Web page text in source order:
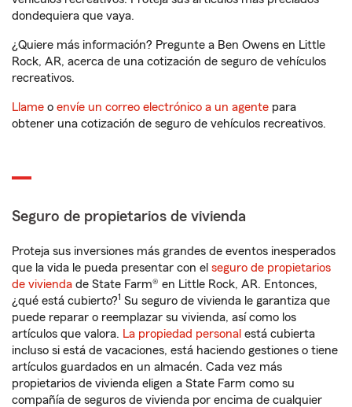
dondequiera que vaya.
¿Quiere más información? Pregunte a Ben Owens en Little
Rock, AR, acerca de una cotización de seguro de vehículos
recreativos.
Llame o envíe un correo electrónico a un agente para
obtener una cotización de seguro de vehículos recreativos.
Seguro de propietarios de vivienda
Proteja sus inversiones más grandes de eventos inesperados
que la vida le pueda presentar con el seguro de propietarios
de vivienda de State Farm® en Little Rock, AR. Entonces,
¿qué está cubierto?1 Su seguro de vivienda le garantiza que
puede reparar o reemplazar su vivienda, así como los
artículos que valora. La propiedad personal está cubierta
incluso si está de vacaciones, está haciendo gestiones o tiene
artículos guardados en un almacén. Cada vez más
propietarios de vivienda eligen a State Farm como su
compañía de seguros de vivienda por encima de cualquier